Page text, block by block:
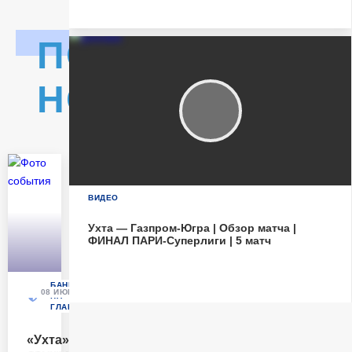
ПОСЛЕДНИЕ
НОВОСТИ
БАННЕРЫ
НА
ГЛАВНОЙ
«Ухта»
08 ИЮНЯ
ВИДЕО
Ухта — Газпром-Югра | Обзор матча |
ФИНАЛ ПАРИ-Суперлиги | 5 матч